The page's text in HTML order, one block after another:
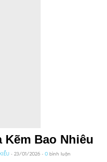
Kẽm Bao Nhiêu
- 23/01/2026 - 0 bình luận